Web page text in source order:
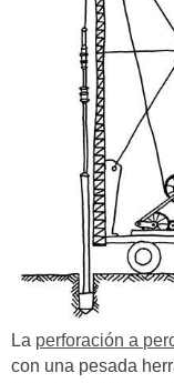
La perforación a
con una pesada